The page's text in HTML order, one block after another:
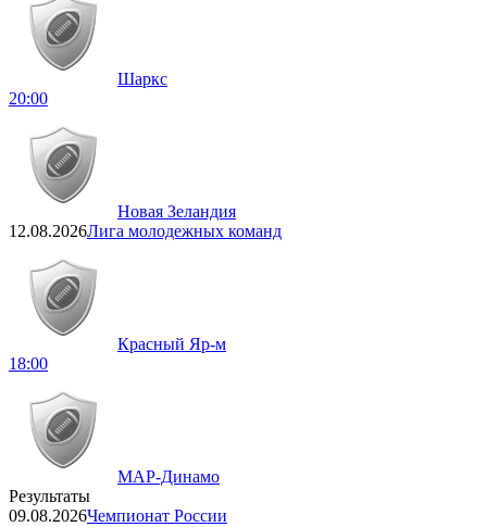
Шаркс
20:00
Новая Зеландия
12.08.2026Лига молодежных команд
Красный Яр-м
18:00
МАР-Динамо
Результаты
09.08.2026Чемпионат России